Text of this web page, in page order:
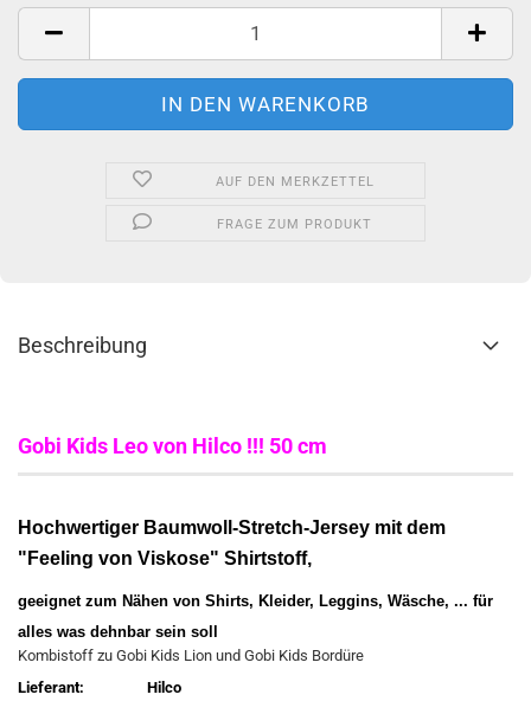
Stück
cm
AUF DEN MERKZETTEL
FRAGE ZUM PRODUKT
Beschreibung
Gobi Kids Leo von Hilco !!! 50 cm
Hochwertiger Baumwoll-Stretch-Jersey mit dem
"Feeling von Viskose" Shirtstoff,
geeignet zum Nähen von Shirts, Kleider, Leggins, Wäsche, ... für
alles was dehnbar sein soll
Kombistoff zu Gobi Kids Lion und Gobi Kids Bordüre
Lieferant:
Hilco